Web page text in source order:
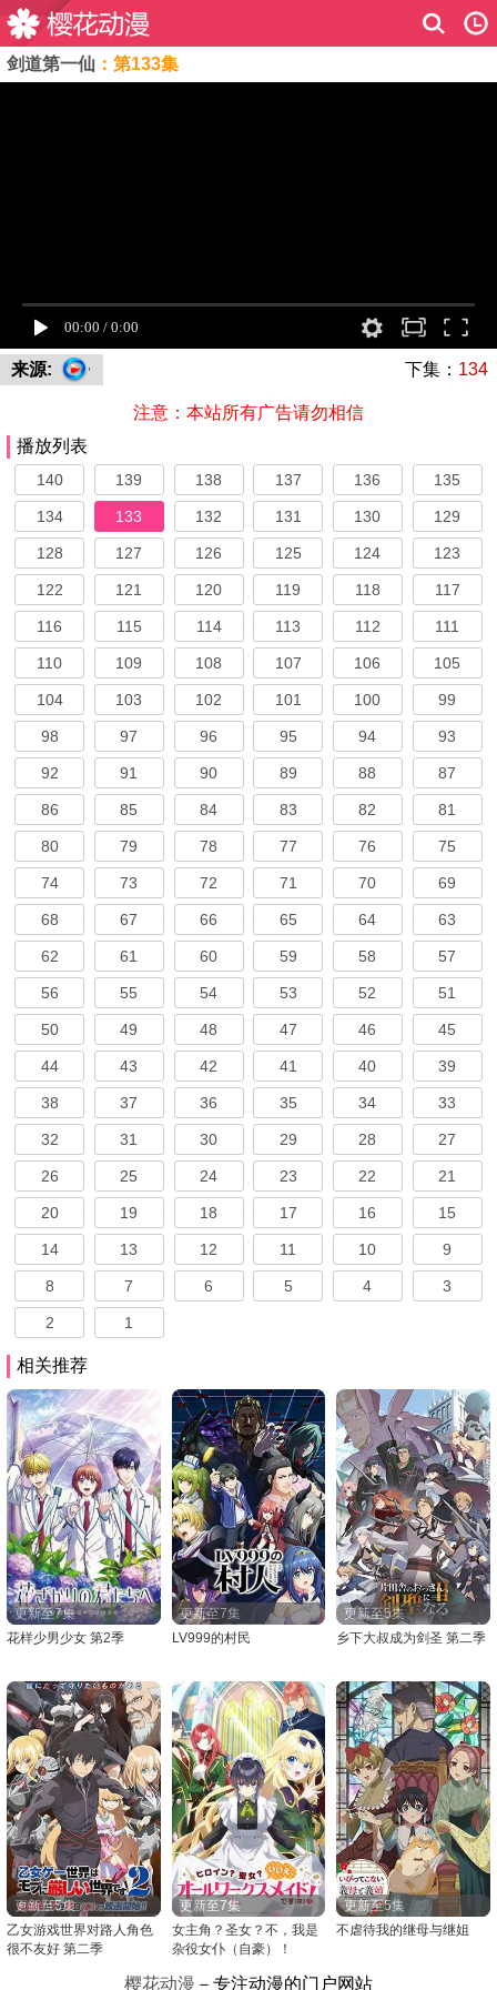
剑道第一仙 ：第133集
来源: 下集： 134
注意：本站所有广告请勿相信
播放列表
140 139 138 137 136 135
134 133 132 131 130 129
128 127 126 125 124 123
122 121 120 119 118 117
116 115 114 113 112 111
110 109 108 107 106 105
104 103 102 101 100 99
98 97 96 95 94 93
92 91 90 89 88 87
86 85 84 83 82 81
80 79 78 77 76 75
74 73 72 71 70 69
68 67 66 65 64 63
62 61 60 59 58 57
56 55 54 53 52 51
50 49 48 47 46 45
44 43 42 41 40 39
38 37 36 35 34 33
32 31 30 29 28 27
26 25 24 23 22 21
20 19 18 17 16 15
14 13 12 11 10 9
8 7 6 5 4 3
2 1
相关推荐
更新至7集
花样少男少女 第2季
更新至7集
LV999的村民
更新至5集
乡下大叔成为剑圣 第二季
更新至5集
乙女游戏世界对路人角色
很不友好 第二季
更新至7集
女主角？圣女？不，我是
杂役女仆（自豪）！
更新至5集
不虐待我的继母与继姐
樱花动漫 －专注动漫的门户网站